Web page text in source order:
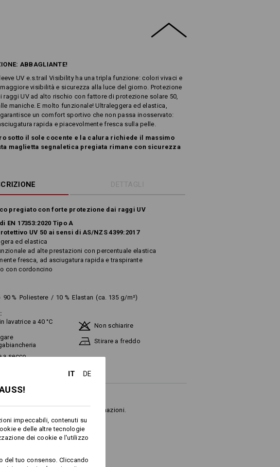
ABBAGLIANTE!
UV e.s.trail Visibility ha una tripla funzione: colori vivaci e
visibilità e sicurezza alla luce del giorno. Protezione
raggi UV ad alto rischio con fattore di protezione solare 50,
maniche. E molto funzionale! Ultraleggera ed elastica,
un comfort sportivo che non passa inosservato:
rapida e piacevolmente fresca sulla pelle.
sotto il sole cocente e la calura richiede il massimo
maglietta segnaletica pregiata rimane con sicurezza
DETTAGLI
pregiato con forte protezione dai raggi UV
EN 17353:2020 Tipo A
UV 50 ai sensi di AS/NZS 4399:2017
ed elastica
ad alte prestazioni con percentuale elastica
fresca, ad asciugatura rapida e traspirante
con cordoncino
90 % Poliestere / 10 % Elastan (ca. 135 g/m²)
lavatrice a 40 °C
Non schiarire
Stirare a freddo
a secco
"Scheda tecnica" per ulteriori informazioni.
tecnica
IT DE
impeccabili, contenuti su
e delle altre tecnologie
dei cookie e l'utilizzo
del tuo consenso. Cliccando